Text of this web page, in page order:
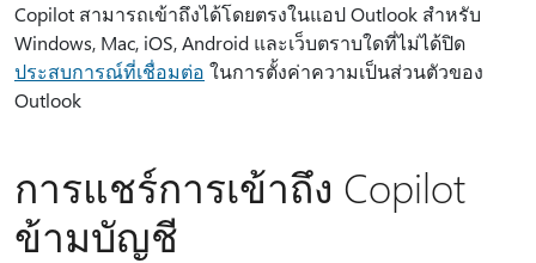
Copilot สามารถเข้าถึงได้โดยตรงในแอป Outlook สําหรับ
Windows, Mac, iOS, Android และเว็บตราบใดที่ไม่ได้ปิด
ประสบการณ์ที่เชื่อมต่อ ในการตั้งค่าความเป็นส่วนตัวของ
Outlook
การแชร์การเข้าถึง Copilot
ข้ามบัญชี